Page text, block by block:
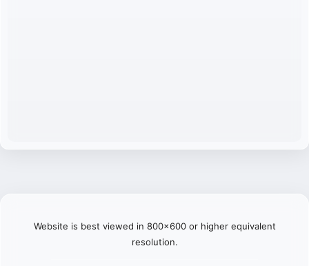
Website is best viewed in 800x600 or higher equivalent
resolution.